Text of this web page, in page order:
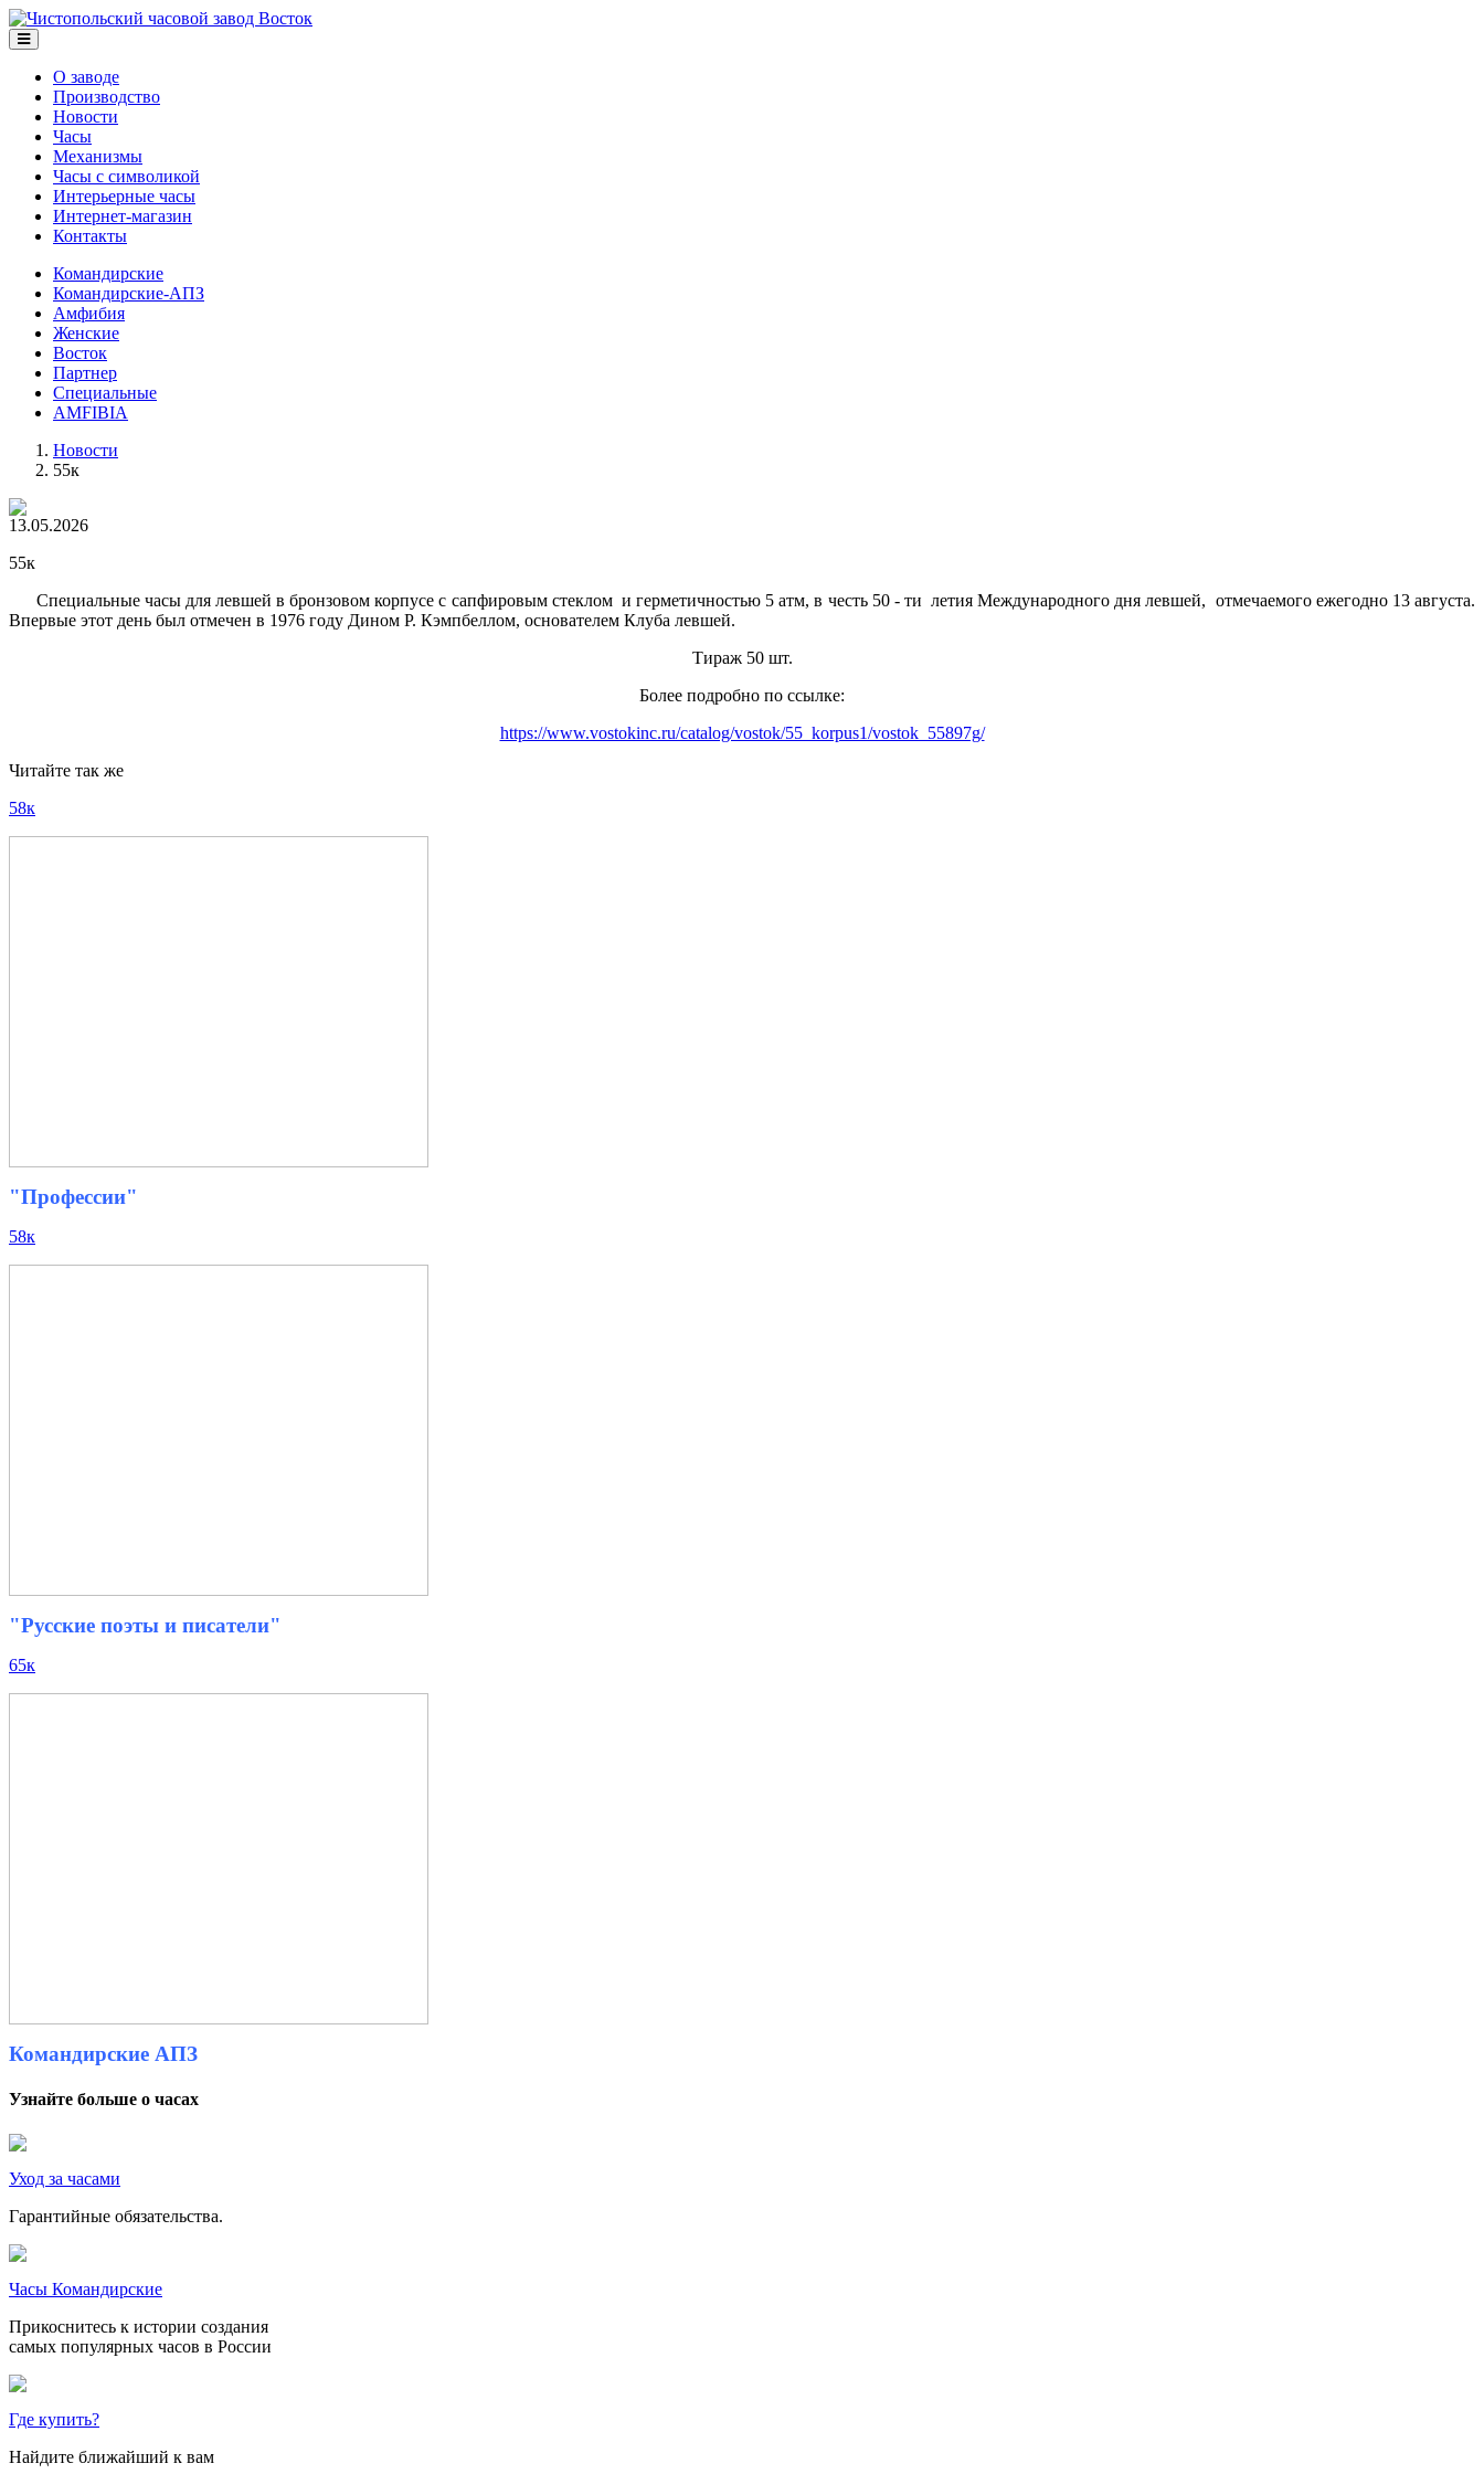
О заводе
Производство
Новости
Часы
Механизмы
Часы с символикой
Интерьерные часы
Интернет-магазин
Контакты
Командирские
Командирские-АПЗ
Амфибия
Женские
Восток
Партнер
Специальные
AMFIBIA
Новости
55к
13.05.2026
55к
Специальные часы для левшей в бронзовом корпусе с сапфировым стеклом и герметичностью 5 атм, в честь 50 - ти летия Международного дня левшей, отмечаемого ежегодно 13 августа.
Впервые этот день был отмечен в 1976 году Дином Р. Кэмпбеллом, основателем Клуба левшей.
Тираж 50 шт.
Более подробно по ссылке:
https://www.vostokinc.ru/catalog/vostok/55_korpus1/vostok_55897g/
Читайте так же
58к
"Профессии"
58к
"Русские поэты и писатели"
65к
Командирские АПЗ
Узнайте больше о часах
Уход за часами
Гарантийные обязательства.
Часы Командирские
Прикоснитесь к истории создания
самых популярных часов в России
Где купить?
Найдите ближайший к вам